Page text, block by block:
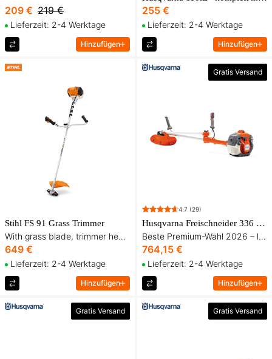
209 € 219 €
Lieferzeit: 2-4 Werktage
Hinzufügen
255 €
Lieferzeit: 2-4 Werktage
Hinzufügen
Stihl FS 91 Grass Trimmer
With grass blade, trimmer head and harness
649 €
Lieferzeit: 2-4 Werktage
Hinzufügen
Gratis Versand
4.7 (29)
Husqvarna Freischneider 336 FR inkl. Gurt und drei Schneidaufsätzen
Beste Premium-Wahl 2026 – leichte Kombi-Freischneider für Gras, Gestrüpp und Waldrodung
764,15 €
Lieferzeit: 2-4 Werktage
Hinzufügen
Gratis Versand Gratis Versand